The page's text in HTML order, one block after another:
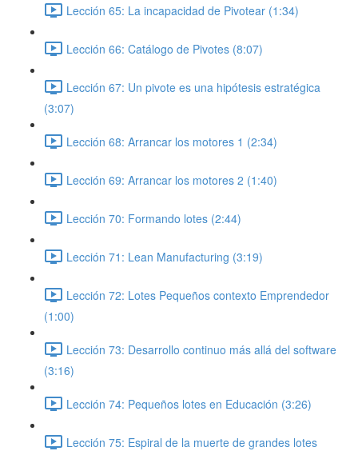
Lección 65: La incapacidad de Pivotear (1:34)
Lección 66: Catálogo de Pivotes (8:07)
Lección 67: Un pivote es una hipótesis estratégica
(3:07)
Lección 68: Arrancar los motores 1 (2:34)
Lección 69: Arrancar los motores 2 (1:40)
Lección 70: Formando lotes (2:44)
Lección 71: Lean Manufacturing (3:19)
Lección 72: Lotes Pequeños contexto Emprendedor
(1:00)
Lección 73: Desarrollo continuo más allá del software
(3:16)
Lección 74: Pequeños lotes en Educación (3:26)
Lección 75: Espiral de la muerte de grandes lotes